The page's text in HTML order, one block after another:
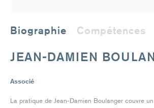
JEAN-DAMIEN
Associé
La pratique de Jean-Damien Boulanger couvre
Biographie Compétences